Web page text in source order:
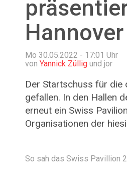
Mo 30.05.2022 - 17:01 Uhr
von Yannick Züllig und jor
Der Startschuss für die
gefallen. In den Hallen
erneut ein Swiss
Organisationen der
So sah das Swiss Pavillion